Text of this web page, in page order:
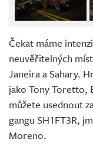
Čekat máme
neuvěřitelných
Janeira a Sahary.
jako Tony Toretto,
můžete usednout
gangu SH1FT3R,
Moreno.